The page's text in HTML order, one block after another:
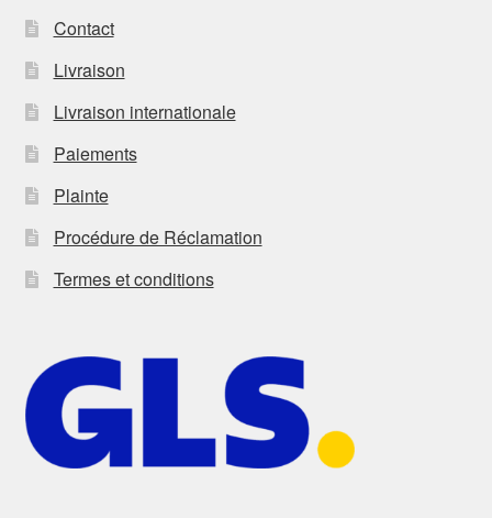
Contact
Livraison
Livraison internationale
Paiements
Plainte
Procédure de Réclamation
Termes et conditions